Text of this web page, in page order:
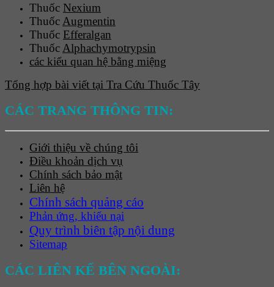
Thuốc Nexium
Thuốc Augmentin
Thuốc Efferalgan
Thuốc Alphachymotrypsin
các kiểu quan hệ bằng miệng
Tổng hợp bài viết tại Tra Cứu Thuốc Tây
CÁC TRANG THÔNG TIN:
Giới thiệu về chúng tôi
Điều khoản dịch vụ
Chính sách bảo mật
Liên hệ
Chính sách quảng cáo
Phản ứng, khiếu nại
Quy trình biên tập nội dung
Sitemap
CÁC LIÊN KẾ BÊN NGOÀI: